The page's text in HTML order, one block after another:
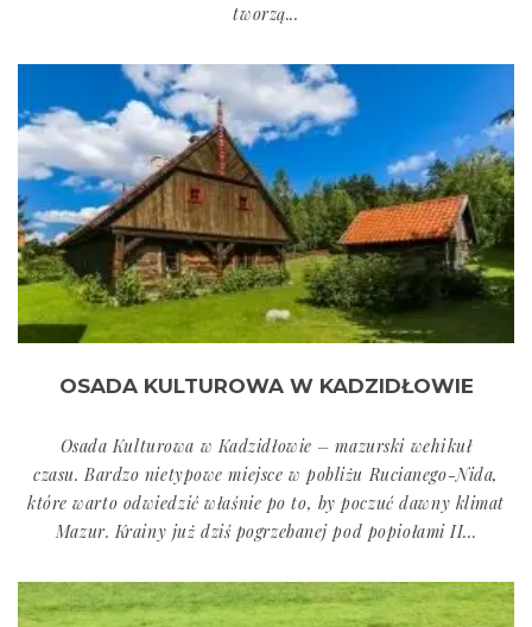
tworzą...
OSADA KULTUROWA W KADZIDŁOWIE
Osada Kulturowa w Kadzidłowie – mazurski wehikuł
czasu. Bardzo nietypowe miejsce w pobliżu Rucianego-Nida,
które warto odwiedzić właśnie po to, by poczuć dawny klimat
Mazur. Krainy już dziś pogrzebanej pod popiołami II...